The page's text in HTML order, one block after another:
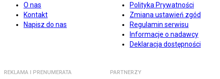
O nas
Kontakt
Napisz do nas
Polityka Prywatności
Zmiana ustawień zgód
Regulamin serwisu
Informacje o nadawcy
Deklaracja dostępności
REKLAMA I PRENUMERATA PARTNERZY